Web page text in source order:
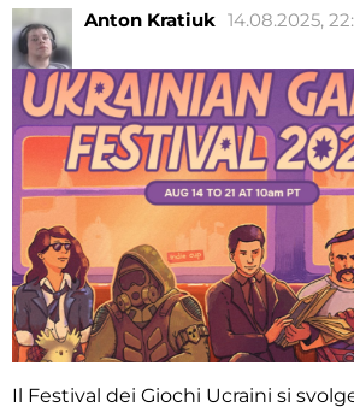
Anton Kratiuk 14.08.2025,
Il Festival dei Giochi Ucraini si